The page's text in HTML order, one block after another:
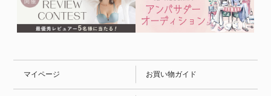
マイページ お買い物ガイド